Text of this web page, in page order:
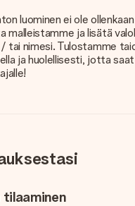
luominen ei ole
malleistamme ja lisätä
tai nimesi. Tulostamme
ja huolellisesti, jotta